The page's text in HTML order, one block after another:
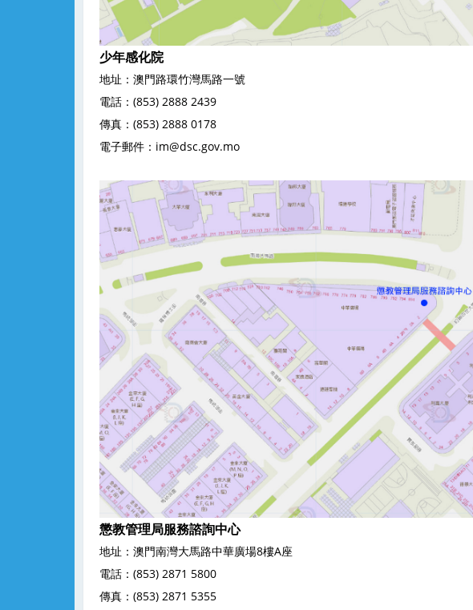
少年感化院
地址：澳門路環竹灣馬路一號
電話：(853) 2888 2439
傳真：(853) 2888 0178
電子郵件：im@dsc.gov.mo
懲教管理局服務諮詢中心
地址：澳門南灣大馬路中華廣場8樓A座
電話：(853) 2871 5800
傳真：(853) 2871 5355